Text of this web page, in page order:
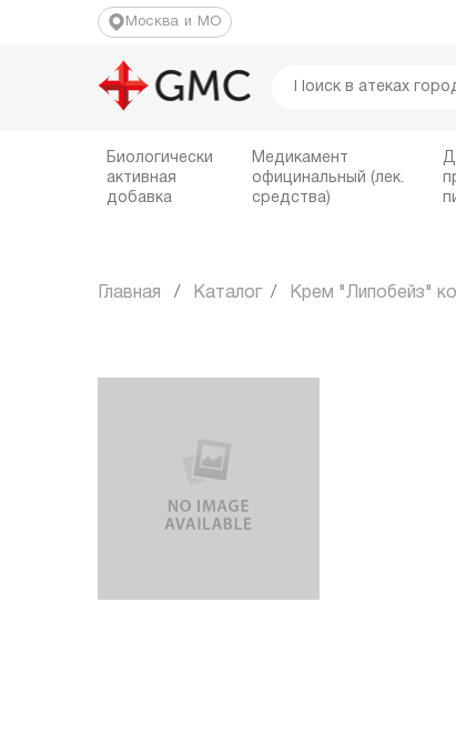
Москва и МО
Биологически
активная
добавка
Медикамент
официнальный (лек.
средства)
Главная Каталог Крем "Липобейз"